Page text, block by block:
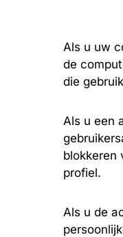
Als u uw
de
die
Als u een
blokkeren
profiel.
Als u de